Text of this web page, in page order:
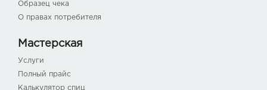
Образец чека
О правах потребителя
Мастерская
Услуги
Полный прайс
Калькулятор спиц